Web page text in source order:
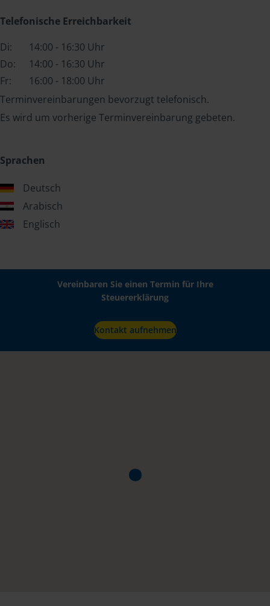
Telefonische Erreichbarkeit
Di:
14:00 - 16:30 Uhr
Do:
14:00 - 16:30 Uhr
Fr:
16:00 - 18:00 Uhr
Terminvereinbarungen bevorzugt telefonisch.
Es wird um vorherige Terminvereinbarung gebeten.
Sprachen
Deutsch
Arabisch
Englisch
Vereinbaren Sie einen Termin für Ihre
Steuererklärung
Kontakt aufnehmen